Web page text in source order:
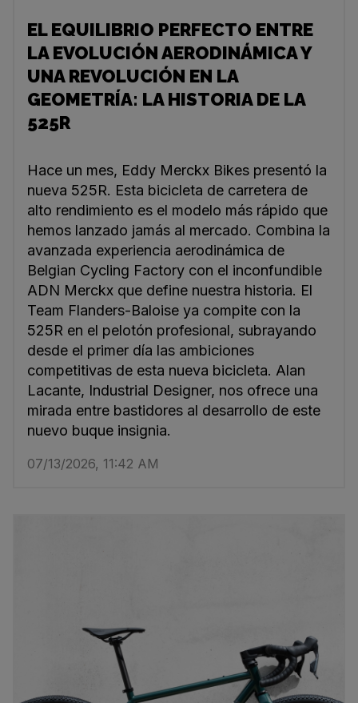
EL EQUILIBRIO PERFECTO ENTRE
LA EVOLUCIÓN AERODINÁMICA Y
UNA REVOLUCIÓN EN LA
GEOMETRÍA: LA HISTORIA DE LA
525R
Hace un mes, Eddy Merckx Bikes presentó la
nueva 525R. Esta bicicleta de carretera de
alto rendimiento es el modelo más rápido que
hemos lanzado jamás al mercado. Combina la
avanzada experiencia aerodinámica de
Belgian Cycling Factory con el inconfundible
ADN Merckx que define nuestra historia. El
Team Flanders-Baloise ya compite con la
525R en el pelotón profesional, subrayando
desde el primer día las ambiciones
competitivas de esta nueva bicicleta. Alan
Lacante, Industrial Designer, nos ofrece una
mirada entre bastidores al desarrollo de este
nuevo buque insignia.
07/13/2026, 11:42 AM